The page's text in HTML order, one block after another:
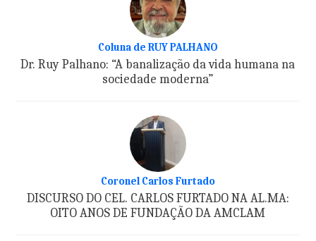
Coluna de RUY PALHANO
Dr. Ruy Palhano: “A banalização da vida humana na
sociedade moderna”
Coronel Carlos Furtado
DISCURSO DO CEL. CARLOS FURTADO NA AL.MA:
OITO ANOS DE FUNDAÇÃO DA AMCLAM